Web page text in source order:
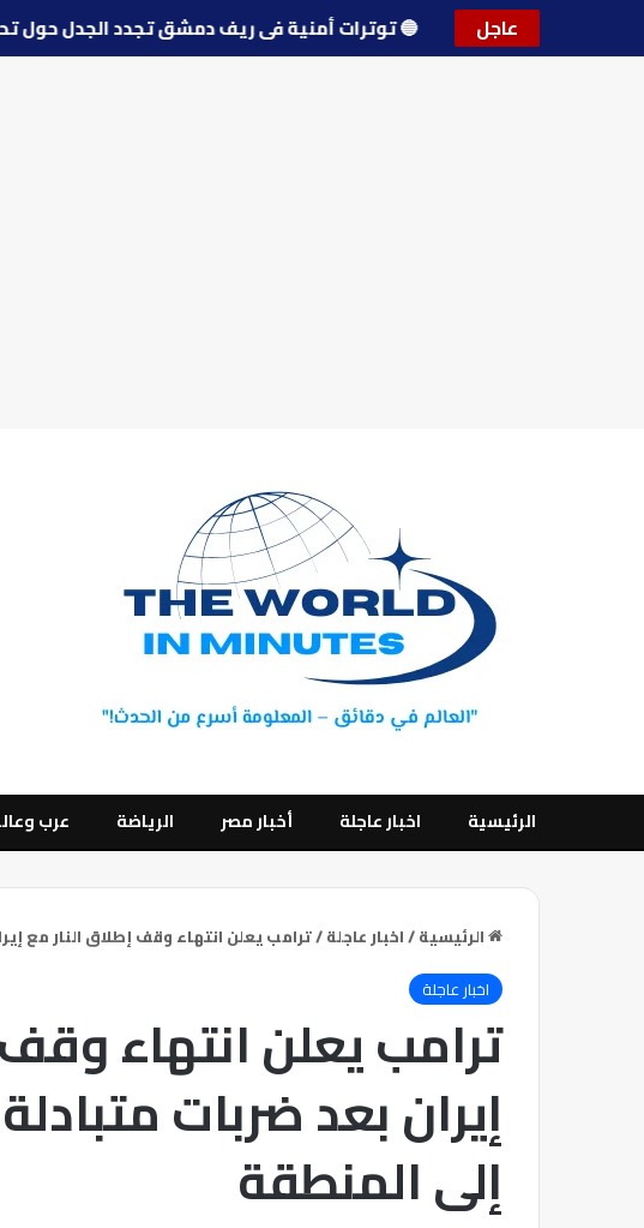
عاجل 🔵توترات أمنية في ريف دمشق تجدد الجدل
الرئيسية اخبار عاجلة أخبار مصر الرياضة عرب
الرئيسية/اخبار عاجلة/ترامب يعلن انتهاء وقف إطلاق النار مع
اخبار عاجلة
ترامب يعلن انتهاء
إيران بعد ضربات
إلى المنطقة